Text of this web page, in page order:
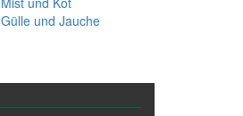
Gülle und Jauche